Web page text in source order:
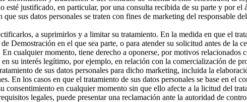
esté justificado, en particular, por una consulta recibida de su parte y por
sus datos personales se traten con fines de marketing del responsable
a suprimirlos y a limitar su tratamiento. En la medida en que el
Demostración en el que sea parte, o para atender su solicitud antes de la
cualquier momento, tiene derecho a oponerse, por motivos relacionados
en su interés legítimo, por ejemplo, en relación con la comercialización de
de sus datos personales para dicho marketing, incluida la
En los casos en que el tratamiento de sus datos personales se base en
consentimiento en cualquier momento sin que ello afecte a la licitud del
legales, puede presentar una reclamación ante la autoridad de